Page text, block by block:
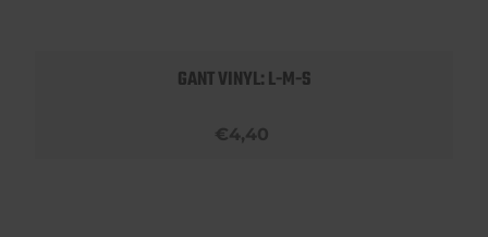
GANT VINYL: L-M-S
€4,40